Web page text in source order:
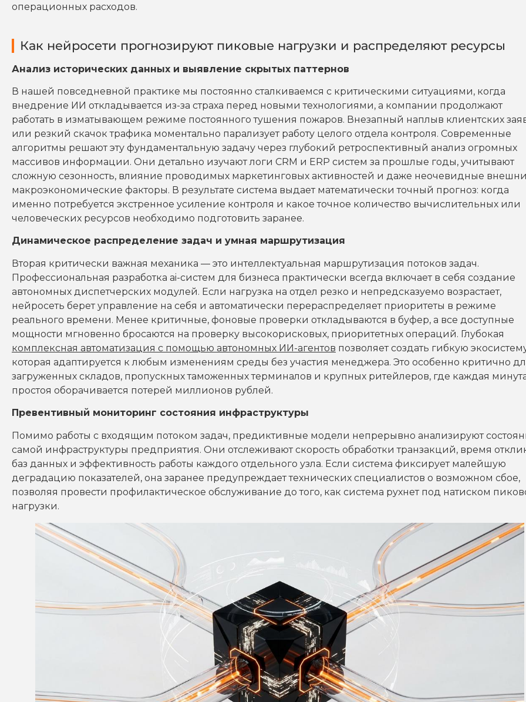
операционных расходов.
Как нейросети прогнозируют пиковые нагрузки и распределяют ресурсы
Анализ исторических данных и выявление скрытых паттернов
В нашей повседневной практике мы постоянно сталкиваемся с критическими ситуациями, когда
внедрение ИИ откладывается из-за страха перед новыми технологиями, а компании продолжают
работать в изматывающем режиме постоянного тушения пожаров. Внезапный наплыв клиентских
или резкий скачок трафика моментально парализует работу целого отдела контроля. Современные
алгоритмы решают эту фундаментальную задачу через глубокий ретроспективный анализ огромных
массивов информации. Они детально изучают логи CRM и ERP систем за прошлые годы, учитывают
сложную сезонность, влияние проводимых маркетинговых активностей и даже неочевидные
макроэкономические факторы. В результате система выдает математически точный прогноз: когда
именно потребуется экстренное усиление контроля и какое точное количество вычислительных или
человеческих ресурсов необходимо подготовить заранее.
Динамическое распределение задач и умная маршрутизация
Вторая критически важная механика — это интеллектуальная маршрутизация потоков задач.
Профессиональная разработка ai-систем для бизнеса практически всегда включает в себя создание
автономных диспетчерских модулей. Если нагрузка на отдел резко и непредсказуемо возрастает,
нейросеть берет управление на себя и автоматически перераспределяет приоритеты в режиме
реального времени. Менее критичные, фоновые проверки откладываются в буфер, а все доступные
мощности мгновенно бросаются на проверку высокорисковых, приоритетных операций. Глубокая
комплексная автоматизация с помощью автономных ИИ-агентов позволяет создать гибкую
которая адаптируется к любым изменениям среды без участия менеджера. Это особенно критично
загруженных складов, пропускных таможенных терминалов и крупных ритейлеров, где каждая
простоя оборачивается потерей миллионов рублей.
Превентивный мониторинг состояния инфраструктуры
Помимо работы с входящим потоком задач, предиктивные модели непрерывно анализируют
самой инфраструктуры предприятия. Они отслеживают скорость обработки транзакций, время
баз данных и эффективность работы каждого отдельного узла. Если система фиксирует малейшую
деградацию показателей, она заранее предупреждает технических специалистов о возможном сбое,
позволяя провести профилактическое обслуживание до того, как система рухнет под натиском
нагрузки.